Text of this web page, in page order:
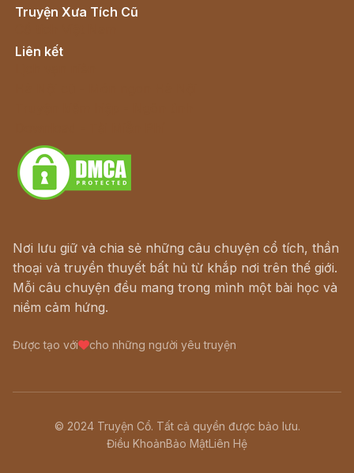
Truyện Xưa Tích Cũ
Liên kết
Nơi lưu giữ và chia sẻ những câu chuyện cổ tích, thần
thoại và truyền thuyết bất hủ từ khắp nơi trên thế giới.
Mỗi câu chuyện đều mang trong mình một bài học và
niềm cảm hứng.
Được tạo với cho những người yêu truyện
© 2024 Truyện Cổ. Tất cả quyền được bảo lưu.
Điều KhoảnBảo MậtLiên Hệ